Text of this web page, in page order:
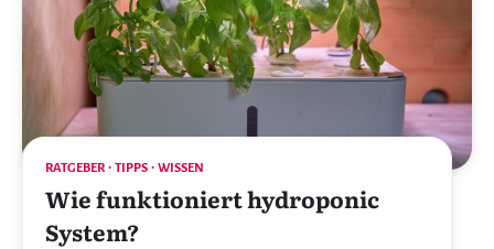
RATGEBER TIPPS WISSEN
Wie funktioniert hydroponic
System?